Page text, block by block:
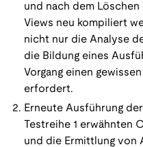
und nach dem
Views neu kompiliert
nicht nur die Analyse
die Bildung eines
Vorgang einen
erfordert.
Erneute Ausführung
Testreihe 1 erwähnten
und die Ermittlung von